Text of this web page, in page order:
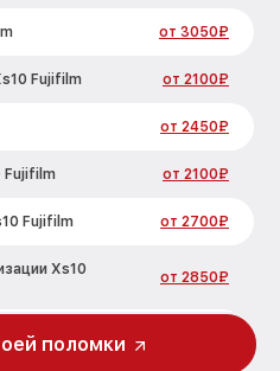
от 3050₽
Fujifilm от 2100₽
от 2450₽
Fujifilm от 2100₽
Fujifilm от 2700₽
Xs10
от 2850₽
Xs10
поломки